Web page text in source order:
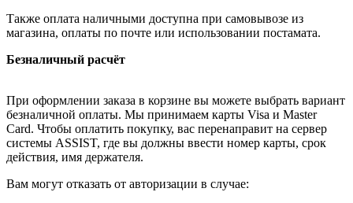
Также оплата наличными доступна при самовывозе из
магазина, оплаты по почте или использовании постамата.
Безналичный расчёт
При оформлении заказа в корзине вы можете выбрать вариант
безналичной оплаты. Мы принимаем карты Visa и Master
Card. Чтобы оплатить покупку, вас перенаправит на сервер
системы ASSIST, где вы должны ввести номер карты, срок
действия, имя держателя.
Вам могут отказать от авторизации в случае: